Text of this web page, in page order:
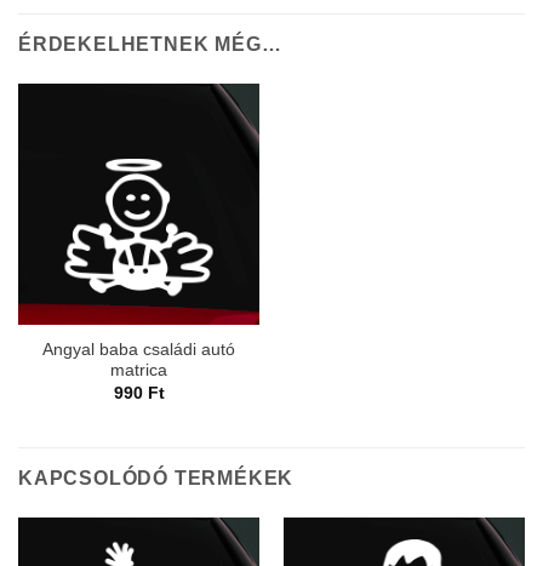
ÉRDEKELHETNEK MÉG…
Angyal baba családi autó
matrica
990 Ft
KAPCSOLÓDÓ TERMÉKEK